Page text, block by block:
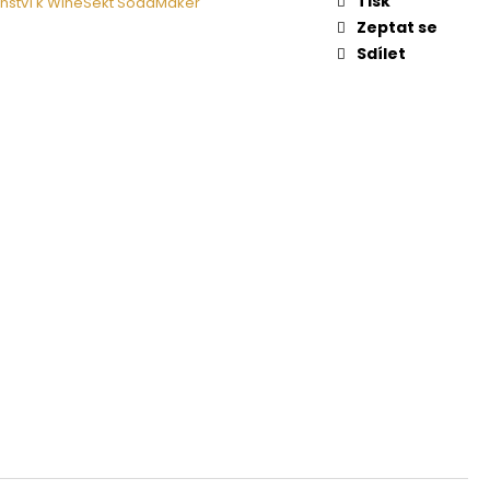
Zeptat se
Sdílet